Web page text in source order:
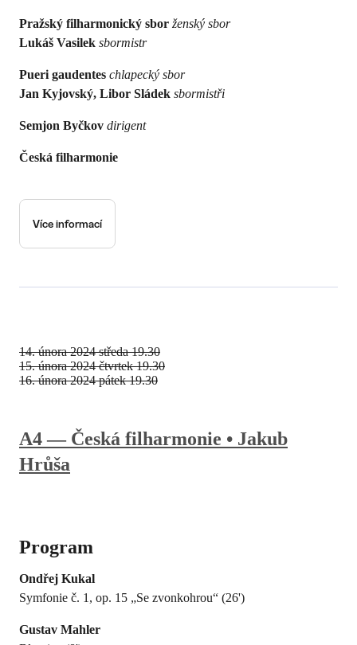
Pražský filharmonický sbor ženský sbor
Lukáš Vasilek sbormistr
Pueri gaudentes chlapecký sbor
Jan Kyjovský, Libor Sládek sbormistři
Semjon Byčkov dirigent
Česká filharmonie
Více informací
A4 — Česká filharmonie • Jakub
Hrůša
Program
Ondřej Kukal
Symfonie č. 1, op. 15 „Se zvonkohrou“ (26')
Gustav Mahler
14. února 2024 středa 19.30
15. února 2024 čtvrtek 19.30
16. února 2024 pátek 19.30